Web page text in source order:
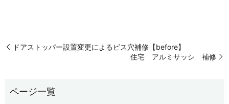
ドアストッパー設置変更によるビス穴補修【before】
住宅 アルミサッシ 補修